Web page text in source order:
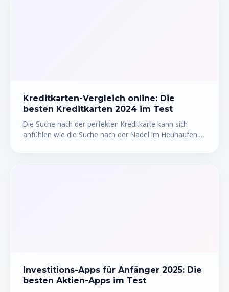
Kreditkarten-Vergleich online: Die
besten Kreditkarten 2024 im Test
Die Suche nach der perfekten Kreditkarte kann sich
anfühlen wie die Suche nach der Nadel im Heuhaufen.
Investitions-Apps für Anfänger 2025: Die
besten Aktien-Apps im Test